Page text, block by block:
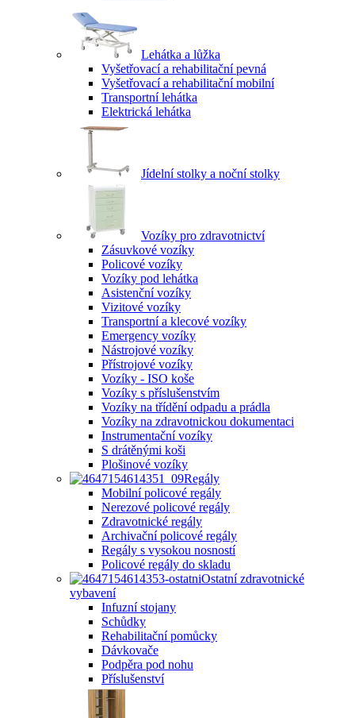
Lehátka a lůžka
Vyšetřovací a rehabilitační pevná
Vyšetřovací a rehabilitační mobilní
Transportní lehátka
Elektrická lehátka
Jídelní stolky a noční stolky
Vozíky pro zdravotnictví
Zásuvkové vozíky
Policové vozíky
Vozíky pod lehátka
Asistenční vozíky
Vizitové vozíky
Transportní a klecové vozíky
Emergency vozíky
Nástrojové vozíky
Přístrojové vozíky
Vozíky - ISO koše
Vozíky s příslušenstvím
Vozíky na třídění odpadu a prádla
Vozíky na zdravotnickou dokumentaci
Instrumentační vozíky
S drátěnými koši
Plošinové vozíky
Regály
Mobilní policové regály
Nerezové policové regály
Zdravotnické regály
Archivační policové regály
Regály s vysokou nosností
Policové regály do skladu
Ostatní zdravotnické
vybavení
Infuzní stojany
Schůdky
Rehabilitační pomůcky
Dávkovače
Podpěra pod nohu
Příslušenství